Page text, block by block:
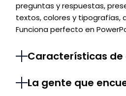
preguntas y respuestas,
textos, colores y tipografías,
Funciona perfecto en
Características
La gente que